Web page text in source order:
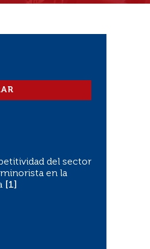
del sector financiero, la
del sector
en la
[1]